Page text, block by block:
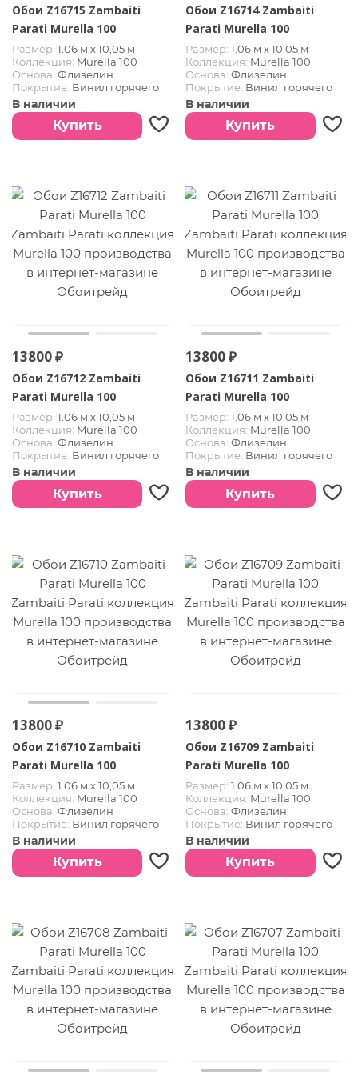
Обои Z16715 Zambaiti
Parati Murella 100
Размер: 1.06 м х 10,05 м
Коллекция: Murella 100
Основа: Флизелин
Покрытие: Винил горячего
тиснения
В наличии
Купить
Обои Z16714 Zambaiti
Parati Murella 100
Размер: 1.06 м х 10,05 м
Коллекция: Murella 100
Основа: Флизелин
Покрытие: Винил горячего
тиснения
В наличии
Купить
13800 ₽
Обои Z16712 Zambaiti
Parati Murella 100
Размер: 1.06 м х 10,05 м
Коллекция: Murella 100
Основа: Флизелин
Покрытие: Винил горячего
тиснения
В наличии
Купить
13800 ₽
Обои Z16711 Zambaiti
Parati Murella 100
Размер: 1.06 м х 10,05 м
Коллекция: Murella 100
Основа: Флизелин
Покрытие: Винил горячего
тиснения
В наличии
Купить
13800 ₽
Обои Z16710 Zambaiti
Parati Murella 100
Размер: 1.06 м х 10,05 м
Коллекция: Murella 100
Основа: Флизелин
Покрытие: Винил горячего
тиснения
В наличии
Купить
13800 ₽
Обои Z16709 Zambaiti
Parati Murella 100
Размер: 1.06 м х 10,05 м
Коллекция: Murella 100
Основа: Флизелин
Покрытие: Винил горячего
тиснения
В наличии
Купить